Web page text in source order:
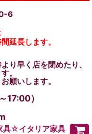
6
延長します。
り早く店を閉めたり、
。
願いします。
）
具☆イタリア家具